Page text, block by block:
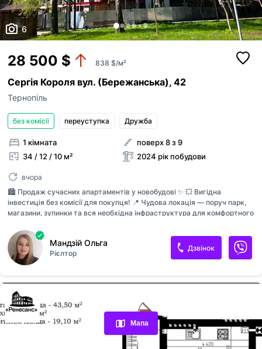
Обрані оголошення
6
28 500 $ 838 $/м²
Сергія Короля вул. (Бережанська), 42
Тернопіль
без комісії переуступка Дружба
1 кімната
34 / 12 / 10 м²
поверх 8 з 9
2024 рік побудови
вчора
🏙️ Продаж сучасних апартаментів у новобудові ✨ 💥 Вигідна
інвестиція без комісії для покупця! 📍 Чудова локація — поруч парк,
магазини, зупинки та вся необхідна інфраструктура для комфортного
Поверх 6/9 ✔ Площа — 34 м² ✔ Панорамні вікна з гарним природним
освітленням ✨ Апартаменти ідеально підійдуть: 🔹 для власного
проживання 🔹 під оренду 🔹 як інвестиція з перспективою росту
вартості 🔸 Є декілька варіантів 🔸 Сучасний ЖК 🔸 Хороше
співвідношення ціни та якості 📞 Деталі та огляд — телефонуйте! Не
районі 🔑
Мандзій Ольга
Рієлтор
Дзвінок
Мапа